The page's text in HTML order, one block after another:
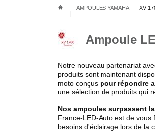
AMPOULES YAMAHA XV
Ampoule
Notre nouveau partenariat
produits sont maintenant
moto conçus pour répondre
une sélection de produits qui
Nos ampoules surpassent
France-LED-Auto est de vous
besoins d'éclairage lors de la